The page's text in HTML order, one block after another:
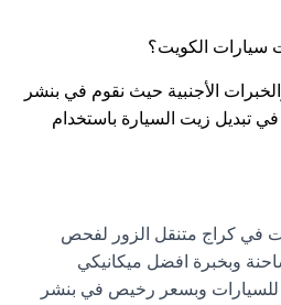
سيارات الكويت؟
الأجنبية حيث نقوم في بنشر
تبديل زيت السيارة باستخدام
في كراج متنقل الزور لفحص
وبخبرة افضل ميكانيكي
للسيارات وبسعر رخيص في بنشر